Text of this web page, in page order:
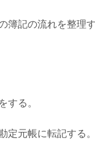
簿記の流れを整理
する。
元帳に転記する。